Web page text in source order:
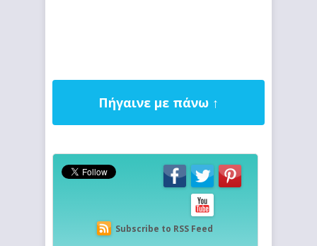
Πήγαινε με πάνω ↑
Subscribe to RSS Feed